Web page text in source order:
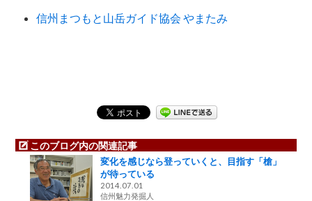
信州まつもと山岳ガイド協会 やまたみ
このブログ内の関連記事
変化を感じなら登っていくと、目指す「槍」
が待っている
2014.07.01
信州魅力発掘人